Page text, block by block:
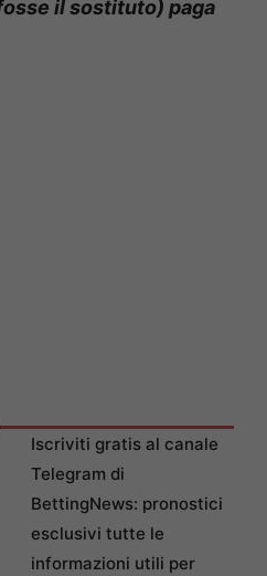
il sostituto) paga
Iscriviti gratis al canale
Telegram di
BettingNews: pronostici
esclusivi tutte le
informazioni utili per